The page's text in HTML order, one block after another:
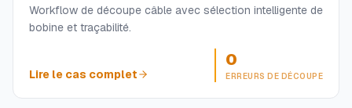
Workflow de découpe câble avec sélection intelligente de
bobine et traçabilité.
Lire le cas complet
0
ERREURS DE DÉCOUPE